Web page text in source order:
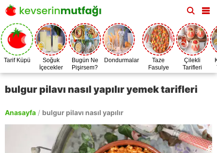
Tarif Küpü
Soğuk
İçecekler
Bugün Ne
Pişirsem?
Dondurmalar
Taze
Fasulye
Zamanı
Çilekli
Tarifleri
bulgur pilavı nasıl yapılır yemek tarifleri
Anasayfa / bulgur pilavı nasıl yapılır